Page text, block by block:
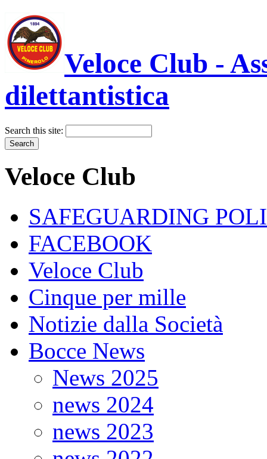
Veloce Club -
dilettantistica
Search this site:
Veloce Club
SAFEGUARDING
FACEBOOK
Veloce Club
Cinque per mille
Notizie dalla Società
Bocce News
News 2025
news 2024
news 2023